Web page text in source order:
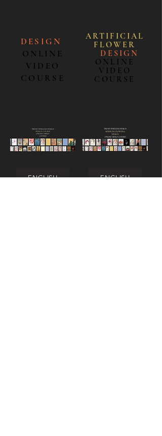
DESIGN
ONLINE
VIDEO
COURSE
ARTIFICIAL
FLOWE R
DESIGN
ONLINE
VIDEO
COURSE
ENGLISH ENGLISH